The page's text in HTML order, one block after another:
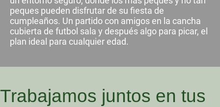
peques pueden disfrutar de su fiesta de
cumpleaños. Un partido con amigos en la cancha
cubierta de futbol sala y después algo para picar, el
plan ideal para cualquier edad.
Trabajamos juntos en tus